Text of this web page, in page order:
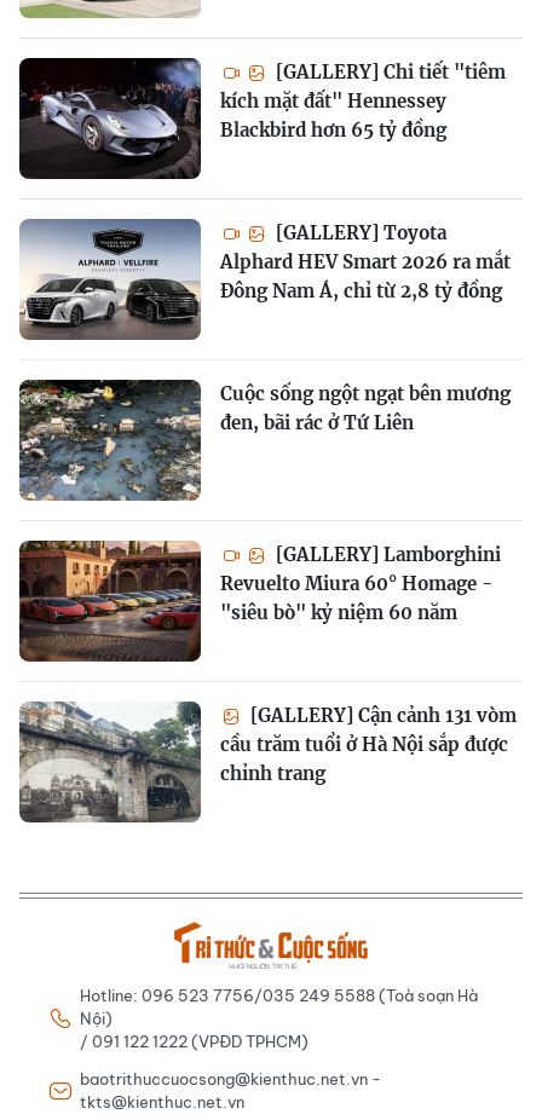
[GALLERY] Chi tiết "tiêm
kích mặt đất" Hennessey
Blackbird hơn 65 tỷ đồng
[GALLERY] Toyota
Alphard HEV Smart 2026 ra mắt
Đông Nam Á, chỉ từ 2,8 tỷ đồng
Cuộc sống ngột ngạt bên mương
đen, bãi rác ở Tứ Liên
[GALLERY] Lamborghini
Revuelto Miura 60° Homage -
"siêu bò" kỷ niệm 60 năm
[GALLERY] Cận cảnh 131 vòm
cầu trăm tuổi ở Hà Nội sắp được
chỉnh trang
Hotline: 096 523 7756/035 249 5588 (Toà soạn Hà
Nội)
/ 091 122 1222 (VPĐD TPHCM)
baotrithuccuocsong@kienthuc.net.vn -
tkts@kienthuc.net.vn